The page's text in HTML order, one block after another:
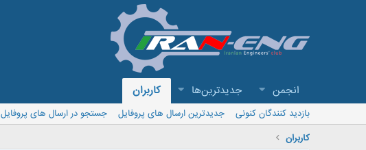
انجمن جدیدترین‌ها کاربران
بازدید کنندگان کنونی جدیدترین ارسال های پروفایل
جستجو در ارسال های پروفایل
کاربران